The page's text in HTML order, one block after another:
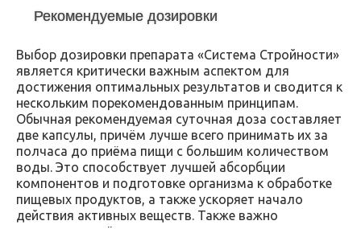
Рекомендуемые дозировки
Выбор дозировки препарата «Система Стройности»
является критически важным аспектом для
достижения оптимальных результатов и сводится к
нескольким порекомендованным принципам.
Обычная рекомендуемая суточная доза составляет
две капсулы, причём лучше всего принимать их за
полчаса до приёма пищи с большим количеством
воды. Это способствует лучшей абсорбции
компонентов и подготовке организма к обработке
пищевых продуктов, а также ускоряет начало
действия активных веществ. Также важно